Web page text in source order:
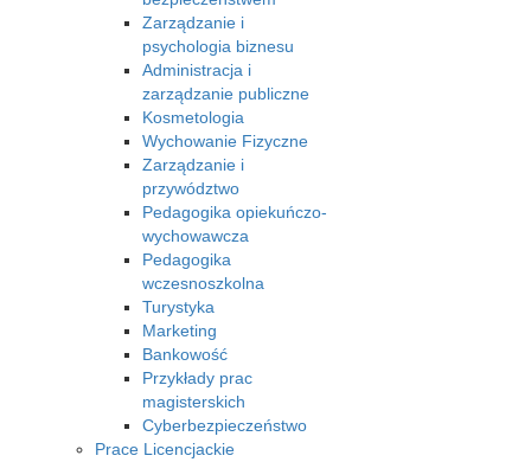
Zarządzanie i
psychologia biznesu
Administracja i
zarządzanie publiczne
Kosmetologia
Wychowanie Fizyczne
Zarządzanie i
przywództwo
Pedagogika opiekuńczo-
wychowawcza
Pedagogika
wczesnoszkolna
Turystyka
Marketing
Bankowość
Przykłady prac
magisterskich
Cyberbezpieczeństwo
Prace Licencjackie